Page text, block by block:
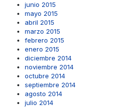
junio 2015
mayo 2015
abril 2015
marzo 2015
febrero 2015
enero 2015
diciembre 2014
noviembre 2014
octubre 2014
septiembre 2014
agosto 2014
julio 2014